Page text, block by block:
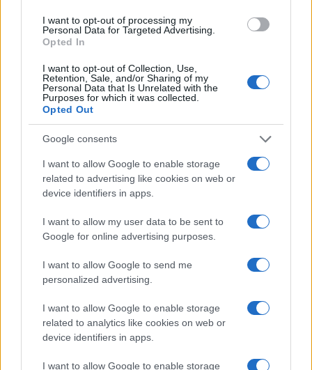
I want to opt-out of processing my
Personal Data for Targeted Advertising.
Opted In
I want to opt-out of Collection, Use,
Retention, Sale, and/or Sharing of my
Personal Data that Is Unrelated with the
Purposes for which it was collected.
Opted Out
Google consents
I want to allow Google to enable storage
related to advertising like cookies on web or
device identifiers in apps.
I want to allow my user data to be sent to
Google for online advertising purposes.
I want to allow Google to send me
personalized advertising.
I want to allow Google to enable storage
related to analytics like cookies on web or
device identifiers in apps.
I want to allow Google to enable storage
Continua a leggere
MONEY NEWS
Federal Reserve